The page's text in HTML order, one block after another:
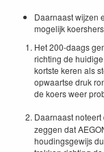
Daar­naast wijzen
mogelijk
Het200-daags
richt­ing de
kort­ste keren als
opwaartse druk
de koers weer
Daar­naast noteert
zeggen dat
houd­ings­gewi­js